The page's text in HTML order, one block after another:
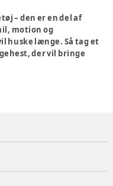
– den er en del af
motion og
huske længe. Så tag et
der vil bringe